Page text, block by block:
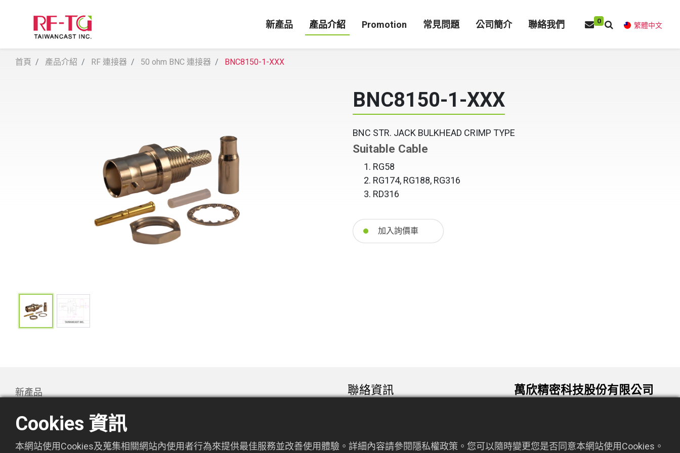
新產品 產品介紹 Promotion 常見問題 公司簡介 聯絡我們 0
繁體中文
首頁 產品介紹 RF 連接器 50 ohm BNC 連接器 BNC8150-1-XXX
BNC8150-1-XXX
BNC STR. JACK BULKHEAD CRIMP TYPE
Suitable Cable
RG58
RG174, RG188, RG316
RD316
加入詢價車
新產品
Promotion
關於萬欣
聯絡資訊
886-3-3787131
萬欣精密科技股份有限公司
Cookies 資訊
本網站使用Cookies及蒐集相關網站內使用者行為來提供最佳服務並改善使用體驗。詳細內容請參閱隱私權政策。您可以隨時變更您是否同意本網站使用Cookies。